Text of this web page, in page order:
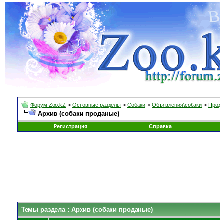
Форум Zoo.kZ > Основные разделы > Собаки > Объявления\собаки >
Архив (собаки проданые)
Регистрация Справка
Темы раздела: Архив (собаки проданые)